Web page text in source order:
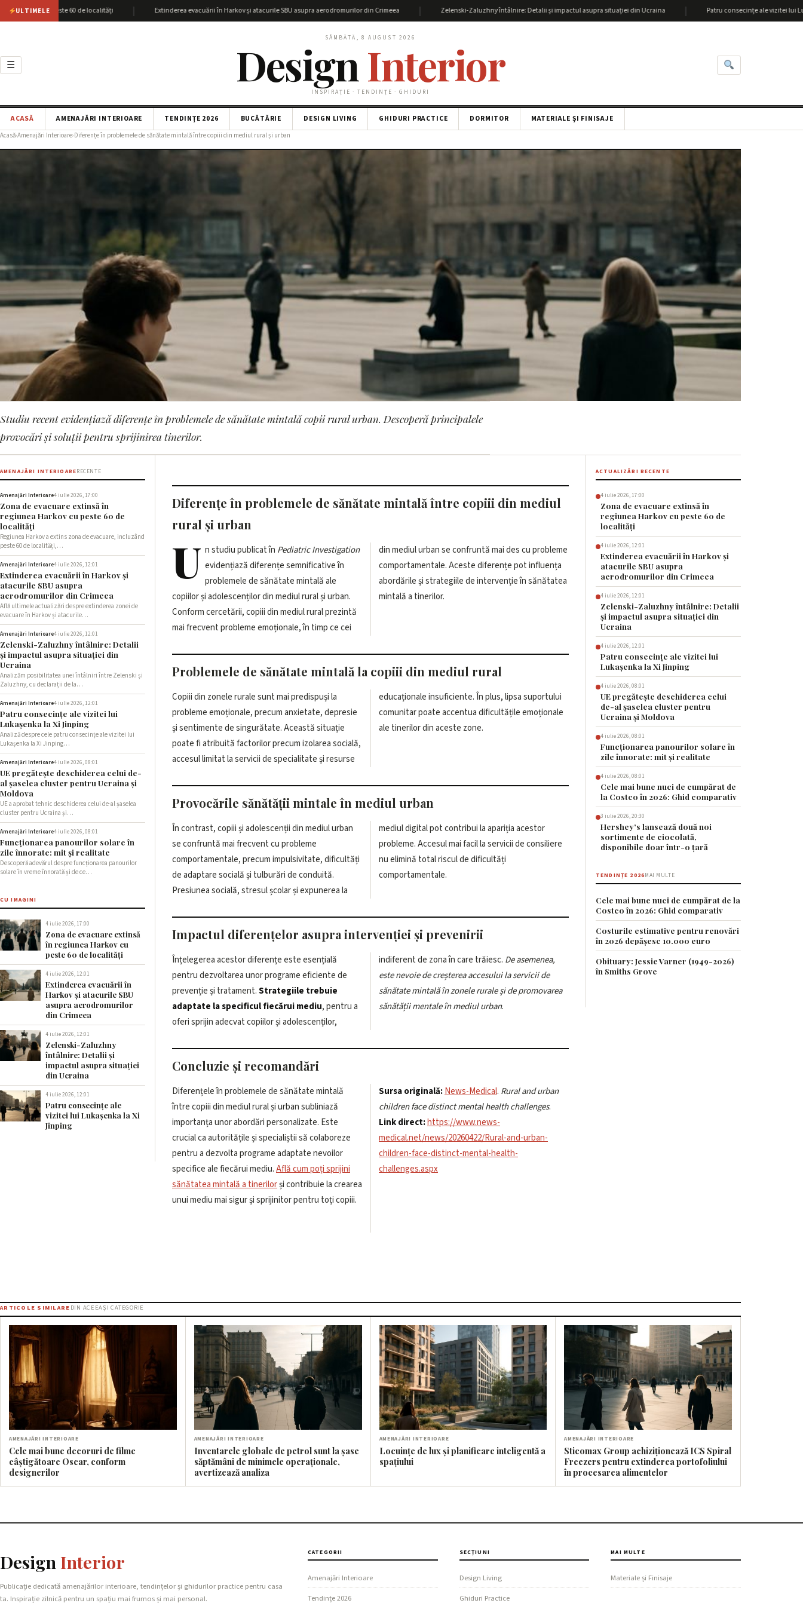
ULTIMELE
cu peste 60 de localități | Extinderea evacuării în Harkov și atacurile SBU asupra aerodromurilor din Crimeea | Zelenski-Zaluzhny întâlnire: Detalii și impactul asupra situației din Ucraina | Patru consecințe ale vizitei lui Lukașenka
☰
SÂMBĂTĂ, 8 AUGUST 2026
DesignInterior
INSPIRAȚIE · TENDINȚE · GHIDURI
ACASĂ AMENAJĂRI INTERIOARE TENDINȚE 2026 BUCĂTĂRIE DESIGN LIVING GHIDURI PRACTICE DORMITOR MATERIALE ȘI FINISAJE
Acasă›Amenajări Interioare›Diferențe în problemele de sănătate mintală între copiii din mediul rural și urban
AMENAJĂRI INTERIOARE
Diferențe în problemele de sănătate mintală între copiii
din mediul rural și urban
29 mai 2026, 17:01 · 3 min citire
Studiu recent evidențiază diferențe în problemele de sănătate mintală copii rural urban. Descoperă principalele
provocări și soluții pentru sprijinirea tinerilor.
AMENAJĂRI INTERIOARERECENTE
Amenajări Interioare4 iulie 2026, 17:00
Zona de evacuare extinsă în
regiunea Harkov cu peste 60 de
localități
Regiunea Harkov a extins zona de evacuare, incluzând
peste 60 de localități,…
Amenajări Interioare4 iulie 2026, 12:01
Extinderea evacuării în Harkov și
atacurile SBU asupra
aerodromurilor din Crimeea
Află ultimele actualizări despre extinderea zonei de
evacuare în Harkov și atacurile…
Amenajări Interioare4 iulie 2026, 12:01
Zelenski-Zaluzhny întâlnire: Detalii
și impactul asupra situației din
Ucraina
Analizăm posibilitatea unei întâlniri între Zelenski și
Zaluzhny, cu declarații de la…
Amenajări Interioare4 iulie 2026, 12:01
Patru consecințe ale vizitei lui
Lukașenka la Xi Jinping
Analiză despre cele patru consecințe ale vizitei lui
Lukașenka la Xi Jinping…
Amenajări Interioare4 iulie 2026, 08:01
UE pregătește deschiderea celui de-
al șaselea cluster pentru Ucraina și
Moldova
UE a aprobat tehnic deschiderea celui de-al șaselea
cluster pentru Ucraina și…
Amenajări Interioare4 iulie 2026, 08:01
Funcționarea panourilor solare în
zile înnorate: mit și realitate
Descoperă adevărul despre funcționarea panourilor
solare în vreme înnorată și de ce…
CU IMAGINI
4 iulie 2026, 17:00
Zona de evacuare extinsă
în regiunea Harkov cu
peste 60 de localități
4 iulie 2026, 12:01
Extinderea evacuării în
Harkov și atacurile SBU
asupra aerodromurilor
din Crimeea
4 iulie 2026, 12:01
Zelenski-Zaluzhny
întâlnire: Detalii și
impactul asupra situației
din Ucraina
4 iulie 2026, 12:01
Patru consecințe ale
vizitei lui Lukașenka la Xi
Jinping
Diferențe în problemele de sănătate mintală între copiii din mediul
rural și urban
U n studiu publicat în Pediatric Investigation
evidențiază diferențe semnificative în
problemele de sănătate mintală ale
copiilor și adolescenților din mediul rural și urban.
Conform cercetării, copiii din mediul rural prezintă
mai frecvent probleme emoționale, în timp ce cei
din mediul urban se confruntă mai des cu probleme
comportamentale. Aceste diferențe pot influența
abordările și strategiile de intervenție în sănătatea
mintală a tinerilor.
Problemele de sănătate mintală la copiii din mediul rural
Copiii din zonele rurale sunt mai predispuși la
probleme emoționale, precum anxietate, depresie
și sentimente de singurătate. Această situație
poate fi atribuită factorilor precum izolarea socială,
accesul limitat la servicii de specialitate și resurse
educaționale insuficiente. În plus, lipsa suportului
comunitar poate accentua dificultățile emoționale
ale tinerilor din aceste zone.
Provocările sănătății mintale în mediul urban
În contrast, copiii și adolescenții din mediul urban
se confruntă mai frecvent cu probleme
comportamentale, precum impulsivitate, dificultăți
de adaptare socială și tulburări de conduită.
Presiunea socială, stresul școlar și expunerea la
mediul digital pot contribui la apariția acestor
probleme. Accesul mai facil la servicii de consiliere
nu elimină total riscul de dificultăți
comportamentale.
Impactul diferențelor asupra intervenției și prevenirii
Înțelegerea acestor diferențe este esențială
pentru dezvoltarea unor programe eficiente de
prevenție și tratament.Strategiile trebuie
adaptate la specificul fiecărui mediu, pentru a
oferi sprijin adecvat copiilor și adolescenților,
indiferent de zona în care trăiesc. De asemenea,
este nevoie de creșterea accesului la servicii de
sănătate mintală în zonele rurale și de promovarea
sănătății mentale în mediul urban.
Concluzie și recomandări
Diferențele în problemele de sănătate mintală
între copiii din mediul rural și urban subliniază
importanța unor abordări personalizate. Este
crucial ca autoritățile și specialiștii să colaboreze
pentru a dezvolta programe adaptate nevoilor
specifice ale fiecărui mediu.Află cum poți sprijini
sănătatea mintală a tinerilorși contribuie la crearea
unui mediu mai sigur și sprijinitor pentru toți copiii.
Sursa originală:News-Medical. Rural and urban
children face distinct mental health challenges.
Link direct:https://www.news-
medical.net/news/20260422/Rural-and-urban-
children-face-distinct-mental-health-
challenges.aspx
ACTUALIZĂRI RECENTE
4 iulie 2026, 17:00
Zona de evacuare extinsă în
regiunea Harkov cu peste 60 de
localități
4 iulie 2026, 12:01
Extinderea evacuării în Harkov și
atacurile SBU asupra
aerodromurilor din Crimeea
4 iulie 2026, 12:01
Zelenski-Zaluzhny întâlnire: Detalii
și impactul asupra situației din
Ucraina
4 iulie 2026, 12:01
Patru consecințe ale vizitei lui
Lukașenka la Xi Jinping
4 iulie 2026, 08:01
UE pregătește deschiderea celui
de-al șaselea cluster pentru
Ucraina și Moldova
4 iulie 2026, 08:01
Funcționarea panourilor solare în
zile înnorate: mit și realitate
4 iulie 2026, 08:01
Cele mai bune nuci de cumpărat de
la Costco în 2026: Ghid comparativ
3 iulie 2026, 20:30
Hershey’s lansează două noi
sortimente de ciocolată,
disponibile doar într-o țară
TENDINȚE 2026MAI MULTE
Cele mai bune nuci de cumpărat de la
Costco în 2026: Ghid comparativ
Costurile estimative pentru renovări
în 2026 depășesc 10.000 euro
Obituary: Jessie Varner (1949-2026)
în Smiths Grove
ARTICOLE SIMILARE DIN ACEEAȘI CATEGORIE
AMENAJĂRI INTERIOARE
Cele mai bune decoruri de filme
câștigătoare Oscar, conform
designerilor
AMENAJĂRI INTERIOARE
Inventarele globale de petrol sunt la șase
săptămâni de minimele operaționale,
avertizează analiza
AMENAJĂRI INTERIOARE
Locuințe de lux și planificare inteligentă a
spațiului
AMENAJĂRI INTERIOARE
Sticomax Group achiziționează ICS Spiral
Freezers pentru extinderea portofoliului
în procesarea alimentelor
Design Interior
Publicație dedicată amenajărilor interioare, tendințelor și ghidurilor practice pentru casa
ta. Inspirație zilnică pentru un spațiu mai frumos și mai personal.
CATEGORII
Amenajări Interioare
Tendințe 2026
SECȚIUNI
Design Living
Ghiduri Practice
MAI MULTE
Materiale și Finisaje